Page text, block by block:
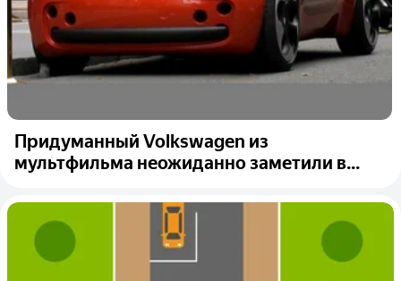
Придуманный Volkswagen из
мультфильма неожиданно заметили в...